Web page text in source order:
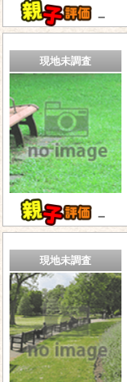
－
現地未調査
－
現地未調査